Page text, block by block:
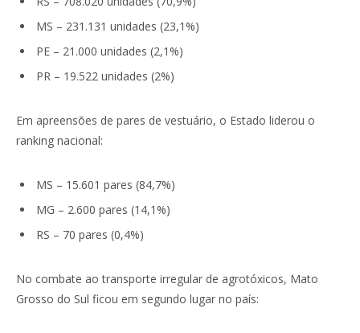
MS – 231.131 unidades (23,1%)
PE – 21.000 unidades (2,1%)
PR – 19.522 unidades (2%)
Em apreensões de pares de vestuário, o Estado liderou o
ranking nacional:
MS – 15.601 pares (84,7%)
MG – 2.600 pares (14,1%)
RS – 70 pares (0,4%)
No combate ao transporte irregular de agrotóxicos, Mato
Grosso do Sul ficou em segundo lugar no país: